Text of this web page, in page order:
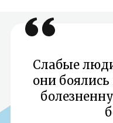
Слабые
они